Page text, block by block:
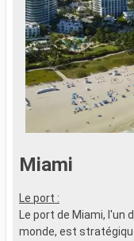
Miami
Le port :
Le port de Miami, l'un
monde, est